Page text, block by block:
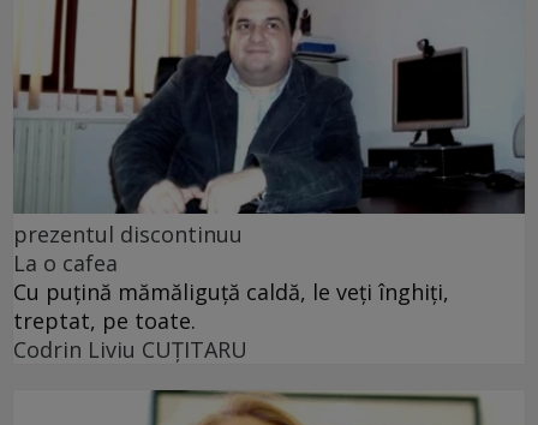
prezentul discontinuu
La o cafea
Cu puţină mămăliguţă caldă, le veţi înghiţi,
treptat, pe toate.
Codrin Liviu CUŢITARU